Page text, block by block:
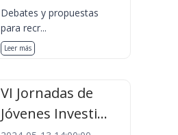
Debates y propuestas
para recr...
Leer más
VI Jornadas de
Jóvenes Investi...